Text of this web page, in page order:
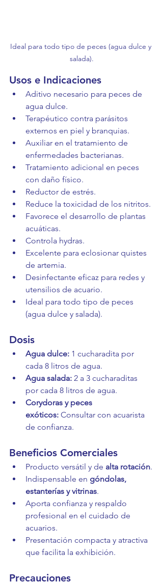
Ideal para todo tipo de peces (agua dulce y
salada).
Usos e Indicaciones
Aditivo necesario para peces de
agua dulce.
Terapéutico contra parásitos
externos en piel y branquias.
Auxiliar en el tratamiento de
enfermedades bacterianas.
Tratamiento adicional en peces
con daño físico.
Reductor de estrés.
Reduce la toxicidad de los nitritos.
Favorece el desarrollo de plantas
acuáticas.
Controla hydras.
Excelente para eclosionar quistes
de artemia.
Desinfectante eficaz para redes y
utensilios de acuario.
Ideal para todo tipo de peces
(agua dulce y salada).
Dosis
Agua dulce: 1 cucharadita por
cada 8 litros de agua.
Agua salada: 2 a 3 cucharaditas
por cada 8 litros de agua.
Corydoras y peces
exóticos: Consultar con acuarista
de confianza.
Beneficios Comerciales
Producto versátil y de alta rotación.
Indispensable en góndolas,
estanterías y vitrinas.
Aporta confianza y respaldo
profesional en el cuidado de
acuarios.
Presentación compacta y atractiva
que facilita la exhibición.
Precauciones